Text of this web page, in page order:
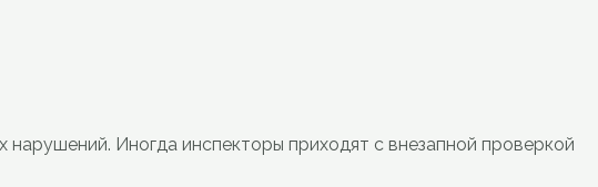
Иногда инспекторы приходят с внезапной проверкой